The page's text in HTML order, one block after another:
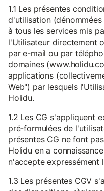
1.1 Les présentes
d'utilisation
à tous les services mis
l'Utilisateur directement
par e-mail ou par
domaines
applications
Web") par lesquels
Holidu.
1.2 Les CG s'appliquent
pré-formulées de
présentes CG ne font
Holidu en a
n'accepte expressément
1.3 Les présentes CGV